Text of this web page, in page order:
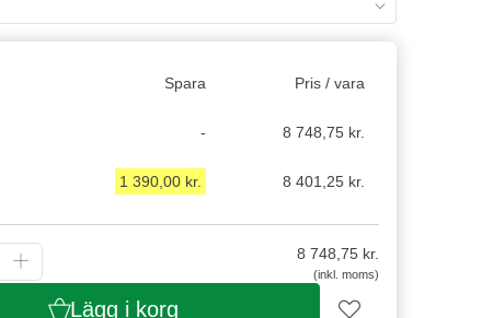
Spara Pris / vara
- 8 748,75 kr.
1 390,00 kr. 8 401,25 kr.
8 748,75kr.
(inkl. moms)
Lägg i korg